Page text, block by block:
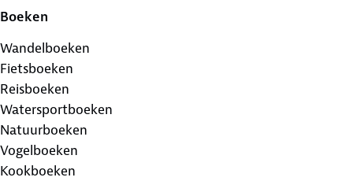
Boeken
Wandelboeken
Fietsboeken
Reisboeken
Watersportboeken
Natuurboeken
Vogelboeken
Kookboeken